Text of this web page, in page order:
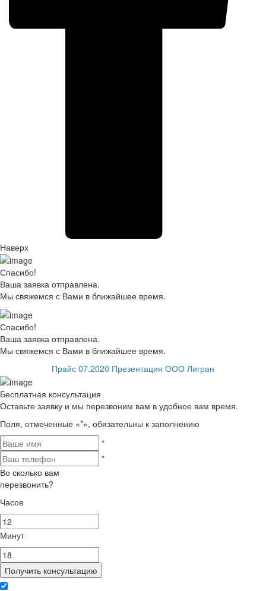
Наверх
Спасибо!
Ваша заявка отправлена.
Мы свяжемся с Вами в ближайшее время.
Спасибо!
Ваша заявка отправлена.
Мы свяжемся с Вами в ближайшее время.
Прайс 07.2020 Презентация ООО Лигран
Бесплатная консультация
Оставьте заявку и мы перезвоним вам в удобное вам время.
Поля, отмеченные «*», обязательны к заполнению
*
*
Во сколько вам
перезвонить?
Часов
Минут
Получить консультацию